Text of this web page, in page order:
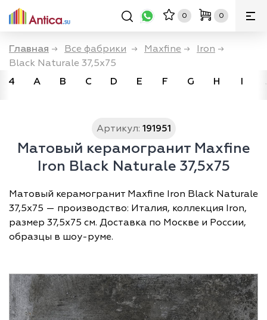
0 0
Главная → Все фабрики → Maxfine → Iron →
Black Naturale 37,5x75
4
A B C D E F G H I
Артикул: 191951
Матовый керамогранит Maxfine
Iron Black Naturale 37,5x75
Матовый керамогранит Maxfine Iron Black Naturale
37,5x75 — производство: Италия, коллекция Iron,
размер 37,5х75 см. Доставка по Москве и России,
образцы в шоу-руме.